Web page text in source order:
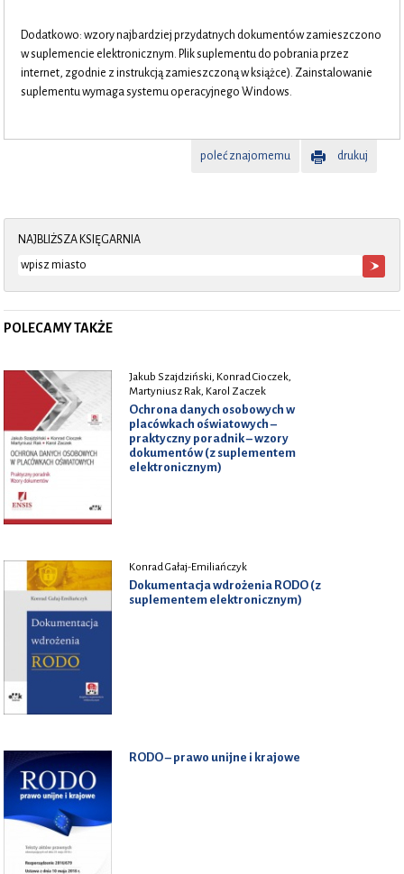
Dodatkowo: wzory najbardziej przydatnych dokumentów zamieszczono
w suplemencie elektronicznym. Plik suplementu do pobrania przez
internet, zgodnie z instrukcją zamieszczoną w książce). Zainstalowanie
suplementu wymaga systemu operacyjnego Windows.
poleć znajomemu drukuj
NAJBLIŻSZA KSIĘGARNIA
POLECAMY TAKŻE
Jakub Szajdziński, Konrad Cioczek,
Martyniusz Rak, Karol Zaczek
Ochrona danych osobowych w
placówkach oświatowych –
praktyczny poradnik – wzory
dokumentów (z suplementem
elektronicznym)
Konrad Gałaj-Emiliańczyk
Dokumentacja wdrożenia RODO (z
suplementem elektronicznym)
RODO – prawo unijne i krajowe